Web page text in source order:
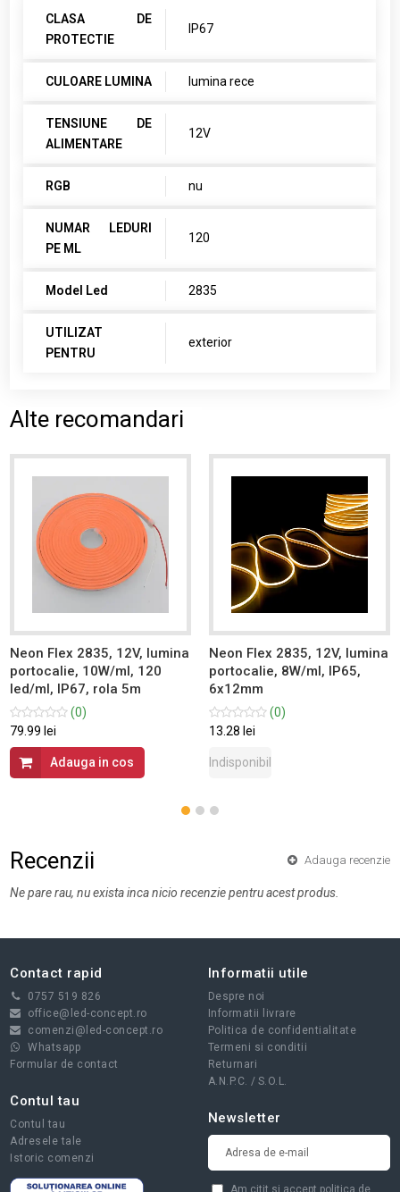
CLASA DE
PROTECTIE
IP67
CULOARE LUMINA lumina rece
TENSIUNE DE
ALIMENTARE
12V
RGB nu
NUMAR LEDURI
PE ML
120
Model Led 2835
UTILIZAT
PENTRU
exterior
Alte recomandari
Neon Flex 2835, 12V, lumina
portocalie, 10W/ml, 120
led/ml, IP67, rola 5m
(0)
79.99 lei
Adauga in cos
Neon Flex 2835, 12V, lumina
portocalie, 8W/ml, IP65,
6x12mm
(0)
13.28 lei
Indisponibil
Recenzii Adauga recenzie
Ne pare rau, nu exista inca nicio recenzie pentru acest produs.
Contact rapid
0757 519 826
office@led-concept.ro
comenzi@led-concept.ro
Whatsapp
Formular de contact
Informatii utile
Despre noi
Informatii livrare
Politica de confidentialitate
Termeni si conditii
Returnari
A.N.P.C. / S.O.L.
Contul tau
Contul tau
Adresele tale
Istoric comenzi
Newsletter
Am citit si accept politica de